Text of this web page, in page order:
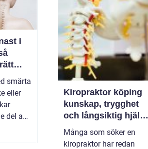
i
smärta
eller
del av
Kiropraktor köping
kunskap, trygghet
och långsiktig hjälp
för ryggen
Många som söker en
kiropraktor har redan